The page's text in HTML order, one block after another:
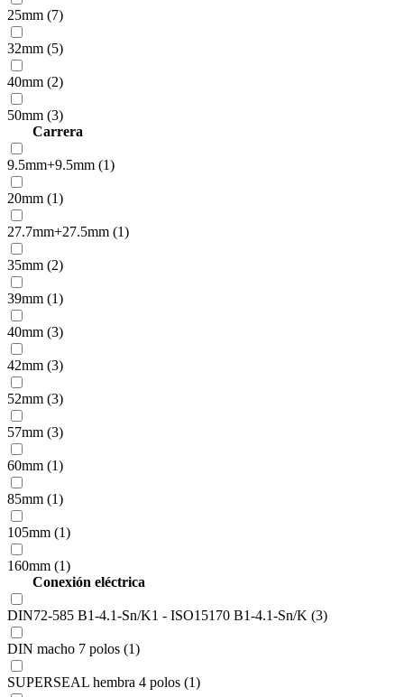
25mm (7)
32mm (5)
40mm (2)
50mm (3)
Carrera
9.5mm+9.5mm (1)
20mm (1)
27.7mm+27.5mm (1)
35mm (2)
39mm (1)
40mm (3)
42mm (3)
52mm (3)
57mm (3)
60mm (1)
85mm (1)
105mm (1)
160mm (1)
Conexión eléctrica
DIN72-585 B1-4.1-Sn/K1 - ISO15170 B1-4.1-Sn/K (3)
DIN macho 7 polos (1)
SUPERSEAL hembra 4 polos (1)